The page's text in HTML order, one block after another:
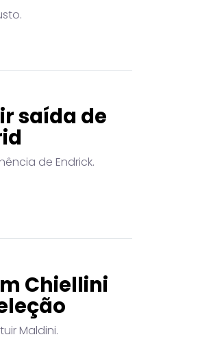
saída de
de Endrick.
Chiellini
Maldini.